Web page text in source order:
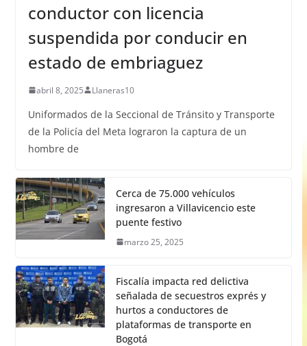
conductor con licencia
suspendida por conducir en
estado de embriaguez
abril 8, 2025 Llaneras10
Uniformados de la Seccional de Tránsito y Transporte
de la Policía del Meta lograron la captura de un
hombre de
Cerca de 75.000 vehículos
ingresaron a Villavicencio este
puente festivo
marzo 25, 2025
Fiscalía impacta red delictiva
señalada de secuestros exprés y
hurtos a conductores de
plataformas de transporte en
Bogotá